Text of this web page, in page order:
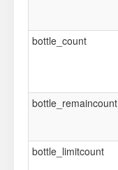
bottle_count
bottle_remaincount
bottle_limitcount